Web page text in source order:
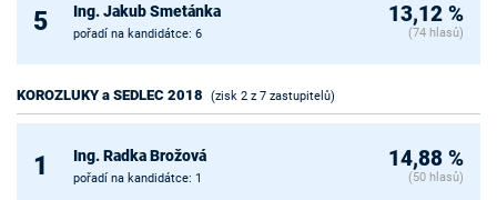
5 Ing. Jakub Smetánka
pořadí na kandidátce: 6
13,12 %
(74 hlasů)
KOROZLUKY a SEDLEC 2018 (zisk 2 z 7 zastupitelů)
1 Ing. Radka Brožová
pořadí na kandidátce: 1
14,88 %
(50 hlasů)